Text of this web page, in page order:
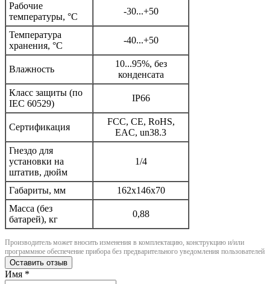
Рабочие
температуры, °C
-30...+50
Температура
хранения, °С
-40...+50
Влажность
10...95%, без
конденсата
Класс защиты (по
IEC 60529)
IP66
Сертификация
FCC, CE, RoHS,
EAC, un38.3
Гнездо для
установки на
штатив, дюйм
1/4
Габариты, мм
162x146x70
Масса (без
батарей), кг
0,88
Производитель может вносить изменения в комплектацию, конструкцию и/или
программное обеспечение прибора без предварительного уведомления пользователей
Оставить отзыв
Имя *